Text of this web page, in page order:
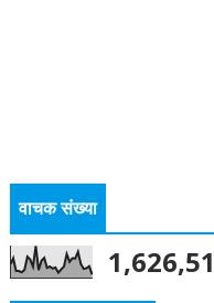
वाचक संख्या